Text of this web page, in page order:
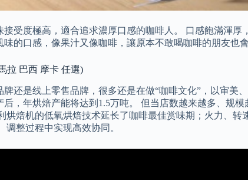
受度極高，適合追求濃厚口感的咖啡人。 口感飽滿渾
的口感，像果汁又像咖啡，讓原本不敢喝咖啡的朋友也會
拉 巴西 摩卡 任選)
还是线上零售品牌，很多还是在做“咖啡文化”，以审美
，年烘焙产能将达到1.5万吨。 但当店数越来越多、规
焙机的低氧烘焙技术延长了咖啡最佳赏味期；火力、
整过程中实现高效协同。